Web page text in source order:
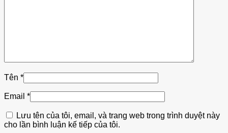
Tên *
Email *
Lưu tên của tôi, email, và trang web trong trình duyệt này
cho lần bình luận kế tiếp của tôi.